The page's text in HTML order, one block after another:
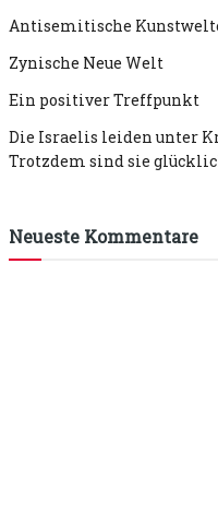
Antisemitische
Zynische Neue Welt
Ein positiver Treffpunkt
Die Israelis leiden unter
Trotzdem sind sie
Neueste Kommentare